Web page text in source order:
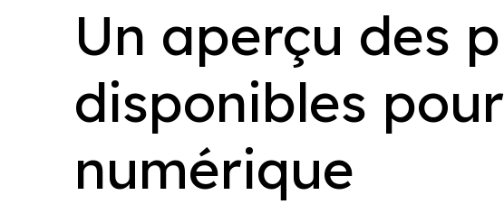
Un aperçu des
disponibles
numérique